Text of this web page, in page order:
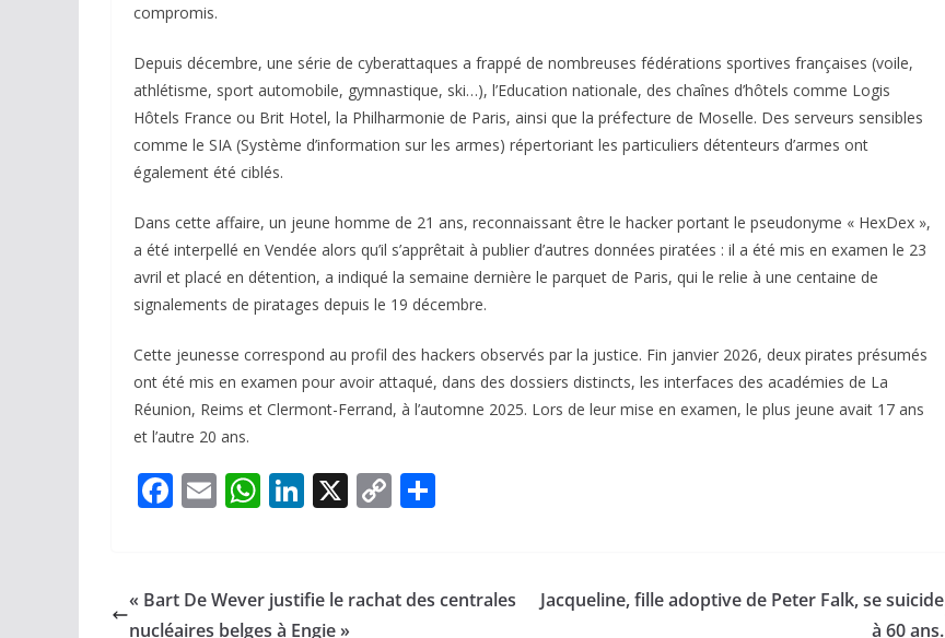
compromis.
Depuis décembre, une série de cyberattaques a frappé de nombreuses fédérations sportives françaises (voile,
athlétisme, sport automobile, gymnastique, ski…), l’Education nationale, des chaînes d’hôtels comme Logis
Hôtels France ou Brit Hotel, la Philharmonie de Paris, ainsi que la préfecture de Moselle. Des serveurs sensibles
comme le SIA (Système d’information sur les armes) répertoriant les particuliers détenteurs d’armes ont
également été ciblés.
Dans cette affaire, un jeune homme de 21 ans, reconnaissant être le hacker portant le pseudonyme « HexDex »,
a été interpellé en Vendée alors qu’il s’apprêtait à publier d’autres données piratées : il a été mis en examen le 23
avril et placé en détention, a indiqué la semaine dernière le parquet de Paris, qui le relie à une centaine de
signalements de piratages depuis le 19 décembre.
Cette jeunesse correspond au profil des hackers observés par la justice. Fin janvier 2026, deux pirates présumés
ont été mis en examen pour avoir attaqué, dans des dossiers distincts, les interfaces des académies de La
Réunion, Reims et Clermont-Ferrand, à l’automne 2025. Lors de leur mise en examen, le plus jeune avait 17 ans
et l’autre 20 ans.
F
b
E
l
W
s
Li
e
X C
y g
« Bart De Wever justifie le rachat des centrales
nucléaires belges à Engie »
Jacqueline, fille adoptive de Peter Falk, se suicide
à 60 ans.